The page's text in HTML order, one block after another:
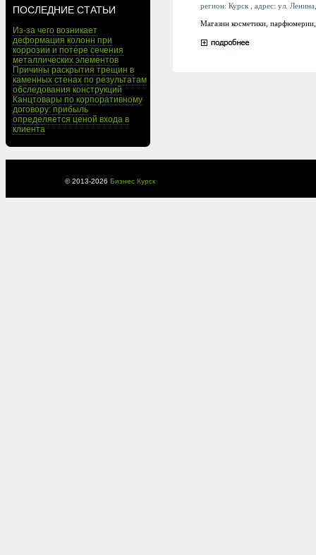
ПОСЛЕДНИЕ СТАТЬИ
Из-за чего возникает
деформация колонн при
коррозии и потере сечения
металлических элементов
Причины раскрытия трещин в
каменных стенах по результатам
обследования конструкций
Канцтовары по корпоративному
договору: прибыль
определяется ценой входа в
клиента
регион: Курск , адрес: ул.
Магазин косметики,
© 2013-2026 Бизнес Курск